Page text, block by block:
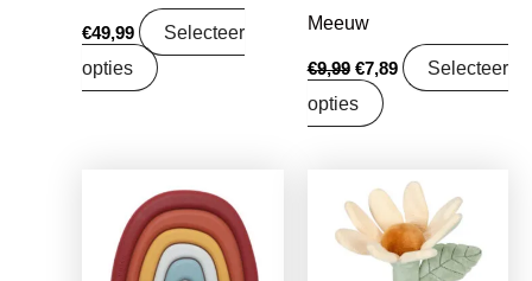
€49,99
Selecteer
opties
Meeuw
€9,99 €7,89
Selecteer
opties
prijs
was:
€11,99.
prijs
is:
€9,47.
Oorspronkelijke
prijs
was:
€7,95.
Huidige
prijs
is:
€6,28.